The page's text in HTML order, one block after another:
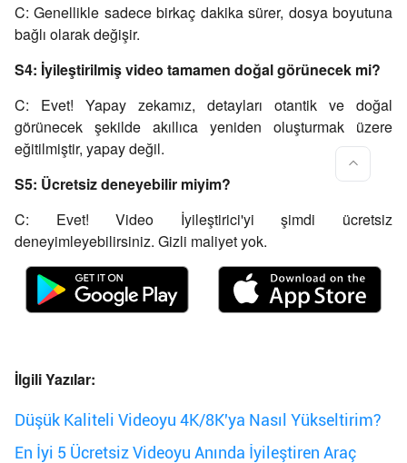
C: Genellikle sadece birkaç dakika sürer, dosya boyutuna
bağlı olarak değişir.
S4: İyileştirilmiş video tamamen doğal görünecek mi?
C: Evet! Yapay zekamız, detayları otantik ve doğal
görünecek şekilde akıllıca yeniden oluşturmak üzere
eğitilmiştir, yapay değil.
S5: Ücretsiz deneyebilir miyim?
C: Evet! Video İyileştirici'yi şimdi ücretsiz
deneyimleyebilirsiniz. Gizli maliyet yok.
İlgili Yazılar:
Düşük Kaliteli Videoyu 4K/8K'ya Nasıl Yükseltirim?
En İyi 5 Ücretsiz Videoyu Anında İyileştiren Araç